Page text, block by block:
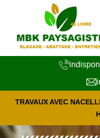
TRAVAUX AVEC